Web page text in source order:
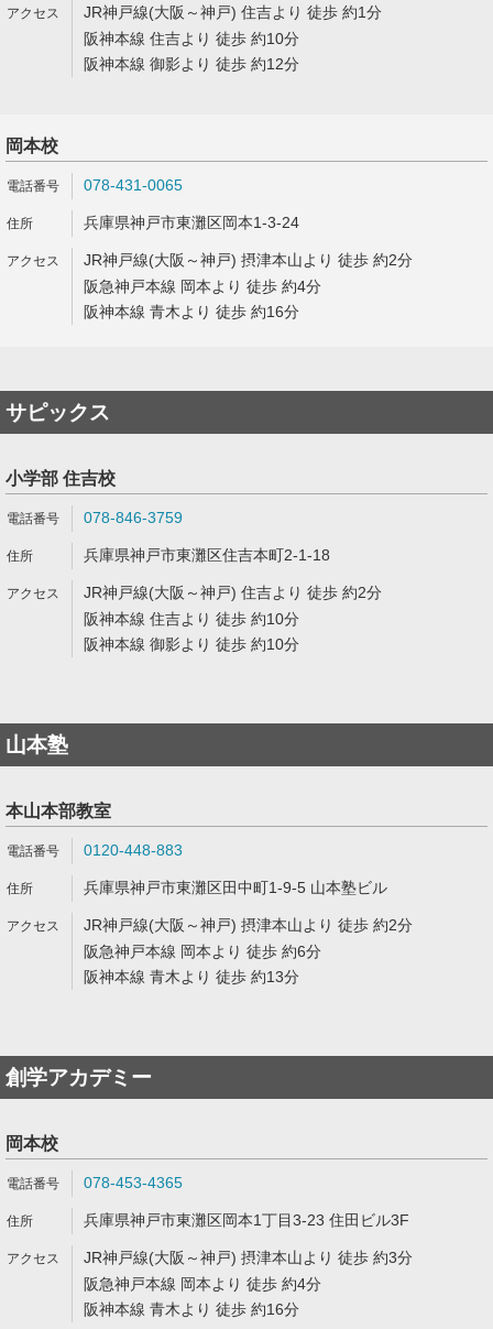
JR神戸線(大阪～神戸) 住吉より 徒歩 約1分
阪神本線 住吉より 徒歩 約10分
阪神本線 御影より 徒歩 約12分
岡本校
078-431-0065
兵庫県神戸市東灘区岡本1-3-24
JR神戸線(大阪～神戸) 摂津本山より 徒歩 約2分
阪急神戸本線 岡本より 徒歩 約4分
阪神本線 青木より 徒歩 約16分
サピックス
小学部 住吉校
078-846-3759
兵庫県神戸市東灘区住吉本町2-1-18
JR神戸線(大阪～神戸) 住吉より 徒歩 約2分
阪神本線 住吉より 徒歩 約10分
阪神本線 御影より 徒歩 約10分
山本塾
本山本部教室
0120-448-883
兵庫県神戸市東灘区田中町1-9-5 山本塾ビル
JR神戸線(大阪～神戸) 摂津本山より 徒歩 約2分
阪急神戸本線 岡本より 徒歩 約6分
阪神本線 青木より 徒歩 約13分
創学アカデミー
岡本校
078-453-4365
兵庫県神戸市東灘区岡本1丁目3-23 住田ビル3F
JR神戸線(大阪～神戸) 摂津本山より 徒歩 約3分
阪急神戸本線 岡本より 徒歩 約4分
阪神本線 青木より 徒歩 約16分